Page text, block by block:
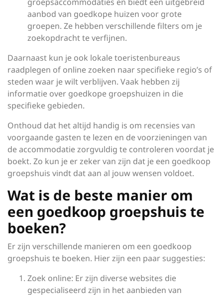
aanbod van goedkope huizen voor grote
groepen. Ze hebben verschillende filters om je
zoekopdracht te verfijnen.
Daarnaast kun je ook lokale toeristenbureaus
raadplegen of online zoeken naar specifieke regio’s of
steden waar je wilt verblijven. Vaak hebben zij
informatie over goedkope groepshuizen in die
specifieke gebieden.
Onthoud dat het altijd handig is om recensies van
voorgaande gasten te lezen en de voorzieningen van
de accommodatie zorgvuldig te controleren voordat je
boekt. Zo kun je er zeker van zijn dat je een goedkoop
groepshuis vindt dat aan al jouw wensen voldoet.
Wat is de beste manier om
een goedkoop groepshuis te
boeken?
Er zijn verschillende manieren om een goedkoop
groepshuis te boeken. Hier zijn een paar suggesties:
Zoek online: Er zijn diverse websites die
gespecialiseerd zijn in het aanbieden van